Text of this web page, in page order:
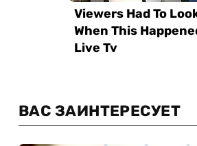
ВАС ЗАИНТЕРЕСУЕТ